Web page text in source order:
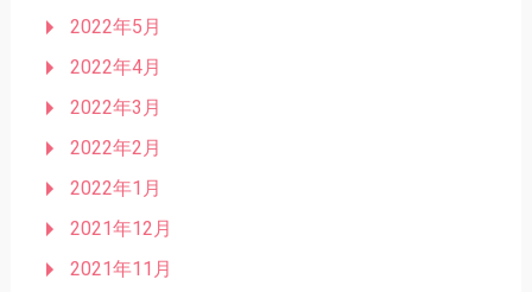
2022年5月
2022年4月
2022年3月
2022年2月
2022年1月
2021年12月
2021年11月